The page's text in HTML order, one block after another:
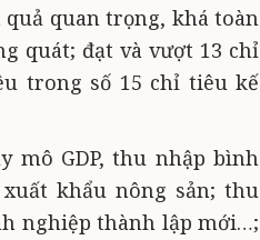
quan trọng, khá toàn
quát; đạt và vượt 13 chỉ
trong số 15 chỉ tiêu kế
mô GDP, thu nhập bình
khẩu nông sản; thu
nghiệp thành lập mới…;